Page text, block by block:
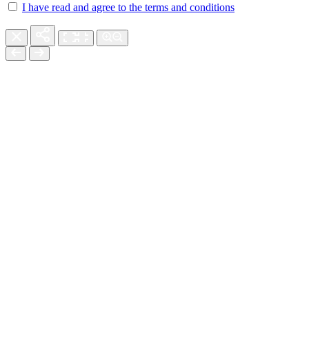
I have read and agree to the terms and conditions